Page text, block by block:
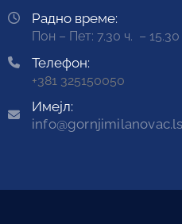
Радно време:
Пон – Пет: 7.30 ч. – 15.30
Телефон:
+381 325150050
Имејл: